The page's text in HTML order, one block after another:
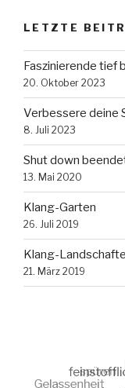
LETZTE
Faszinierende tief
20. Oktober 2023
Verbessere deine
8. Juli 2023
Shut down
13. Mai 2020
Klang-Garten
26. Juli 2019
Klang-
21. März 2019